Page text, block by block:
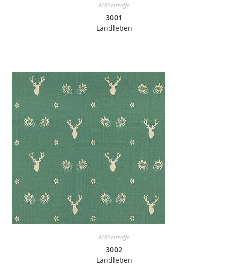
Möbelstoffe
3001
Landleben
Möbelstoffe
3002
Landleben